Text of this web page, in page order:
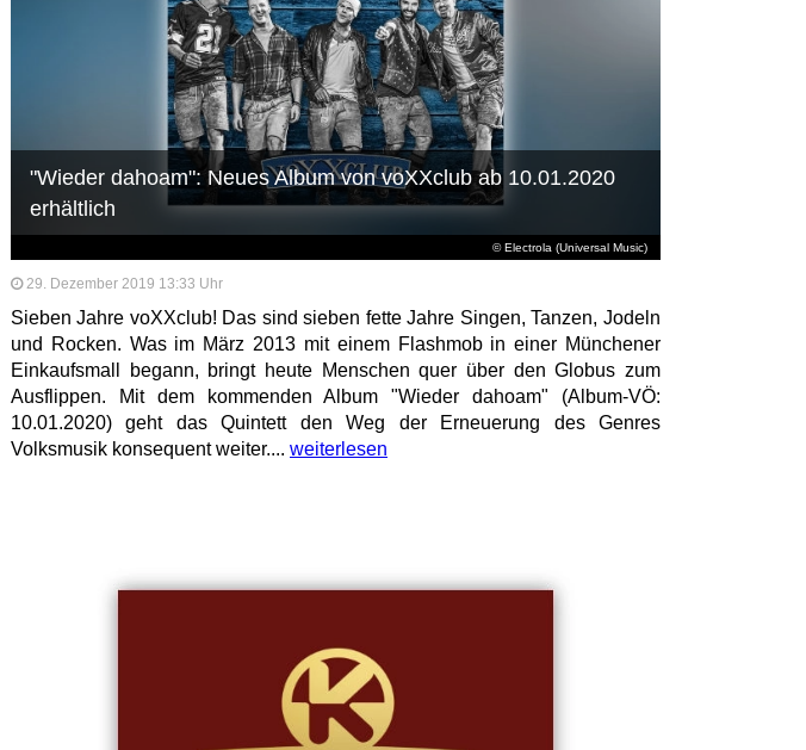
© Electrola (Universal Music)
"Wieder dahoam": Neues Album von voXXclub ab 10.01.2020
erhältlich
29. Dezember 2019 13:33 Uhr
Sieben Jahre voXXclub! Das sind sieben fette Jahre Singen, Tanzen, Jodeln
und Rocken. Was im März 2013 mit einem Flashmob in einer Münchener
Einkaufsmall begann, bringt heute Menschen quer über den Globus zum
Ausflippen. Mit dem kommenden Album "Wieder dahoam" (Album-VÖ:
10.01.2020) geht das Quintett den Weg der Erneuerung des Genres
Volksmusik konsequent weiter.... weiterlesen